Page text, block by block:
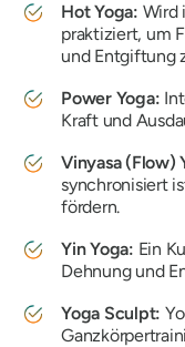
Hot Yoga: Wird
praktiziert, um
und Entgiftung
Power Yoga:
Kraft und
Vinyasa (Flow)
synchronisiert
fördern.
Yin Yoga: Ein
Dehnung und
Yoga Sculpt: